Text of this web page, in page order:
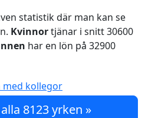
statistik där man kan se
Kvinnortjänar i snitt 30600
har en lön på 32900
8123 yrken »